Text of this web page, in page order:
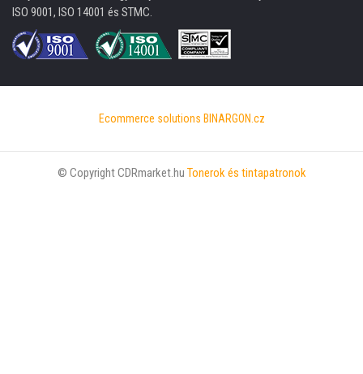
ISO 9001, ISO 14001 és STMC.
Ecommerce solutions BINARGON.cz
© Copyright CDRmarket.hu Tonerok és tintapatronok